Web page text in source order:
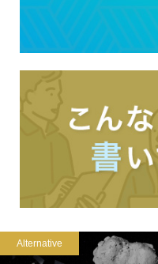
Alternative